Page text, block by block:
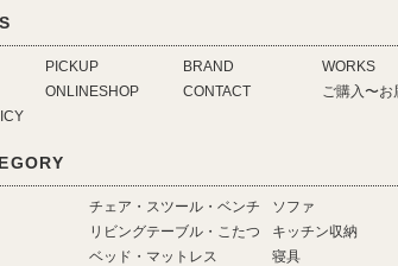
PICKUP BRAND
WORKS
ONLINESHOP CONTACT
ご購入〜お
チェア・スツール・ベンチ
ソファ
リビングテーブル・こたつ
キッチン収納
ベッド・マットレス 寝具